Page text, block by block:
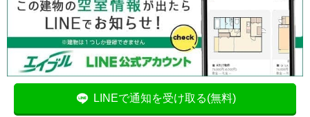
LINEで通知を受け取る(無料)